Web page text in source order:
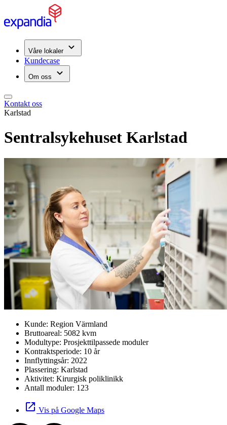
Våre lokaler
Kundecase
Om oss
Kontakt oss
Karlstad
Sentralsykehuset Karlstad
Kunde: Region Värmland
Bruttoareal: 5082 kvm
Modultype: Prosjekttilpassede moduler
Kontraktsperiode: 10 år
Innflyttingsår: 2022
Plassering: Karlstad
Aktivitet: Kirurgisk poliklinikk
Antall moduler: 123
Vis på Google Maps